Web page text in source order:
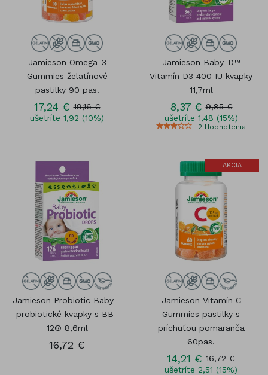
Jamieson Omega-3
Gummies želatínové
pastilky 90 pas.
17,24 € 19,16 €
ušetríte 1,92 (10%)
Jamieson Baby-D™
Vitamín D3 400 IU kvapky
11,7ml
8,37 € 9,85 €
ušetríte 1,48 (15%)
2 Hodnotenia
Jamieson Probiotic Baby –
probiotické kvapky s BB-
12® 8,6ml
16,72 €
AKCIA
Jamieson Vitamín C
Gummies pastilky s
príchuťou pomaranča
60pas.
14,21 € 16,72 €
ušetríte 2,51 (15%)